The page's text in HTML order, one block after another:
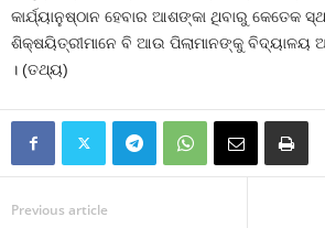
କାର୍ଯ୍ୟାନୁଷ୍ଠାନ ହେବାର ଆଶଙ୍କା ଥିବାରୁ କେତେକ
ଶିକ୍ଷୟିତ୍ରୀମାନେ ବି ଆଉ ପିଲାମାନଙ୍କୁ ବିଦ୍ୟାଳୟ
। (ତଥ୍ୟ)
Previous article